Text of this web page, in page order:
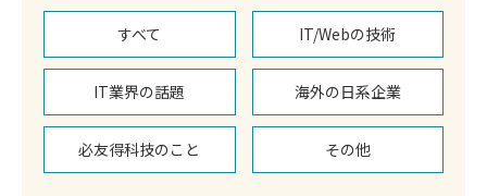
すべて IT/Webの技術
IT業界の話題 海外の日系企業
必友得科技のこと その他